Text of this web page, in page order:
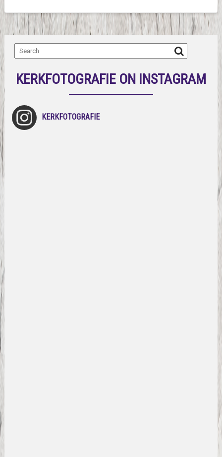
KERKFOTOGRAFIE ON INSTAGRAM
KERKFOTOGRAFIE